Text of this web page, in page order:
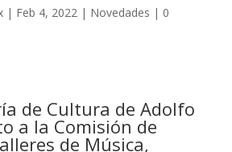
| Feb 4, 2022| Novedades | 0
de Cultura de Adolfo
a la Comisión de
de Música,